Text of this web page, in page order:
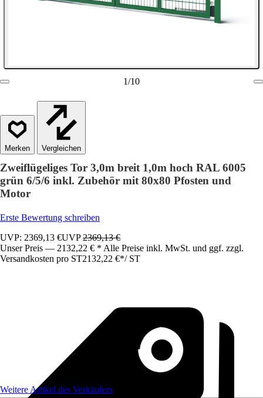
1/10
Vergleichen
Zweiflügeliges Tor 3,0m breit 1,0m hoch RAL 6005
grün 6/5/6 inkl. Zubehör mit 80x80 Pfosten und
Motor
Erste Bewertung schreiben
UVP: 2369,13 €UVP2369,13 €
Unser Preis — 2132,22 € * Alle Preise inkl. MwSt. und ggf. zzgl.
Versandkosten pro ST2132,22 €*/ ST
Weitere Artikel des Verkäufers